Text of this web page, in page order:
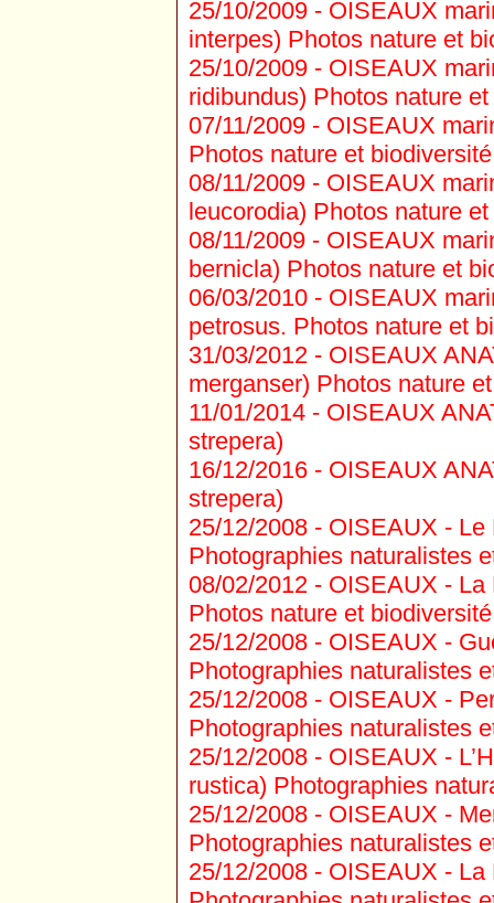
25/10/2009 - OISEAUX
interpes) Photos nature et
25/10/2009 - OISEAUX
ridibundus) Photos nature
07/11/2009 - OISEAUX
Photos nature et
08/11/2009 - OISEAUX
leucorodia) Photos nature
08/11/2009 - OISEAUX
bernicla) Photos nature et
06/03/2010 - OISEAUX
petrosus. Photos nature et
31/03/2012 - OISEAUX
merganser) Photos nature
11/01/2014 - OISEAUX
strepera)
16/12/2016 - OISEAUX
strepera)
25/12/2008 - OISEAUX - Le
Photographies naturalistes
08/02/2012 - OISEAUX - La
Photos nature et
25/12/2008 - OISEAUX -
Photographies naturalistes
25/12/2008 - OISEAUX -
Photographies naturalistes
25/12/2008 - OISEAUX -
rustica) Photographies
25/12/2008 - OISEAUX -
Photographies naturalistes
25/12/2008 - OISEAUX - La